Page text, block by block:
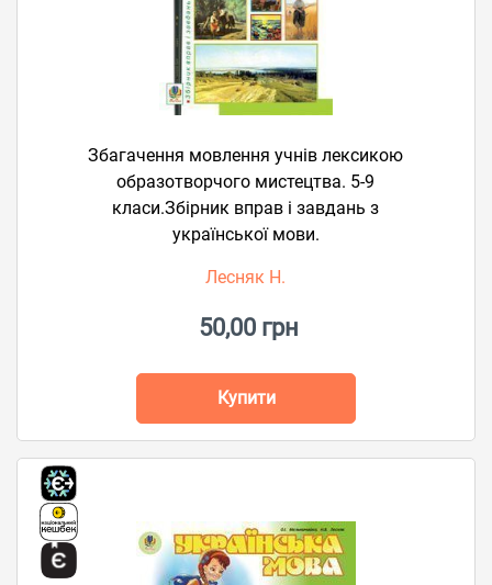
Збагачення мовлення учнів лексикою
образотворчого мистецтва. 5-9
класи.Збірник вправ і завдань з
української мови.
Лесняк Н.
50,00 грн
Купити